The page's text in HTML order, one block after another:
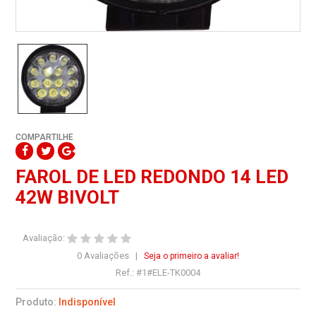
COMPARTILHE
FAROL DE LED REDONDO 14 LED
42W BIVOLT
Avaliação:
0 Avaliações |
Seja o primeiro a avaliar!
Ref.: #1#ELE-TK0004
Produto: Indisponível